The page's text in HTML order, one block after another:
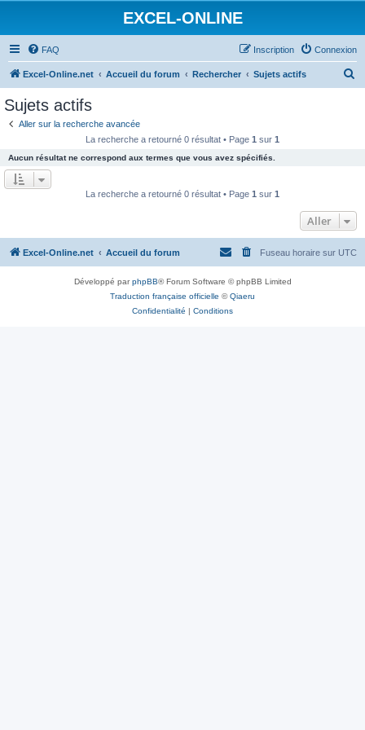
EXCEL-ONLINE
FAQ Connexion
Inscription
Excel-Online.net Accueil du forum Rechercher Sujets actifs
e
Sujets actifs
Aller sur la recherche avancée
La recherche a retourné 0 résultat • Page 1 sur 1
Aucun résultat ne correspond aux termes que vous avez spécifiés.
La recherche a retourné 0 résultat • Page 1 sur 1
Aller
Excel-Online.net Accueil du forum Fuseau horaire sur UTC
Développé parphpBB® Forum Software © phpBB Limited
Traduction française officielle ©Qiaeru
Confidentialité | Conditions